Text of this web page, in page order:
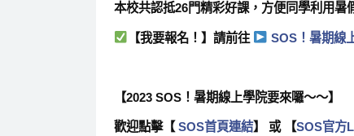
本校共認抵26門精彩好課，方便同學利用暑
【我要報名！】請前往 SOS！暑期線
【2023 SOS！暑期線上學院要來囉～～】
歡迎點擊【 SOS首頁連結】 或 【SOS官方